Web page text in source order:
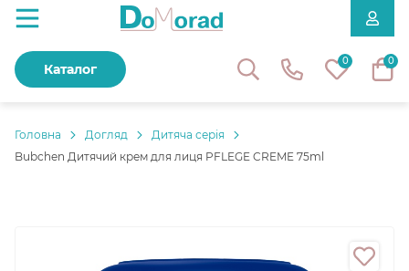
0 0
Каталог
Головнa Догляд
Дитяча серія
Bubchen Дитячий крем для лиця PFLEGE CREME 75ml